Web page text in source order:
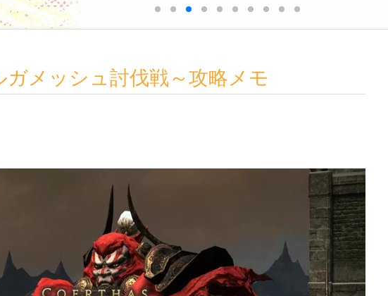
ガメッシュ討伐戦～攻略メモ